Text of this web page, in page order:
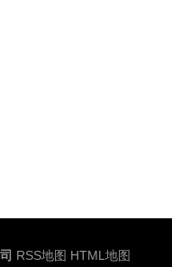
RSS地图 HTML地图